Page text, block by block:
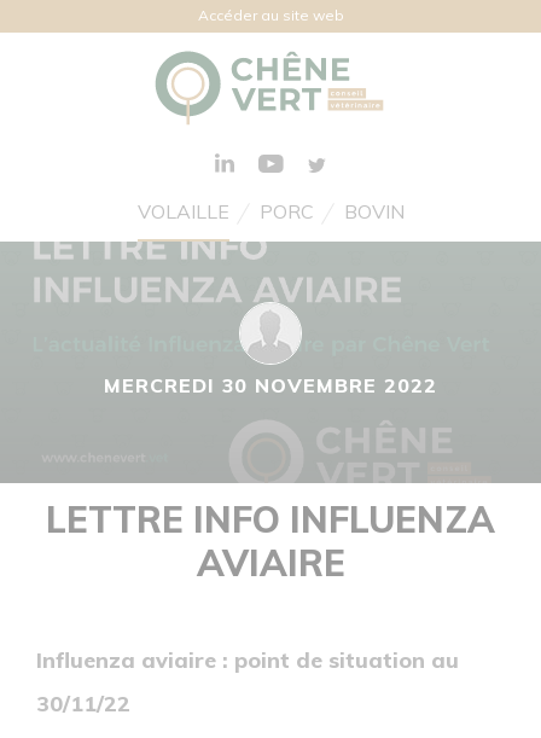
Accéder au site web
VOLAILLE PORC BOVIN
MERCREDI 30 NOVEMBRE 2022
LETTRE INFO INFLUENZA
AVIAIRE
Influenza aviaire : point de situation au
30/11/22